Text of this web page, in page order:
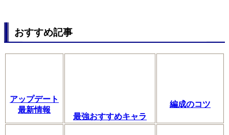
おすすめ記事
アップデート
最新情報
最強おすすめキャラ
編成のコツ